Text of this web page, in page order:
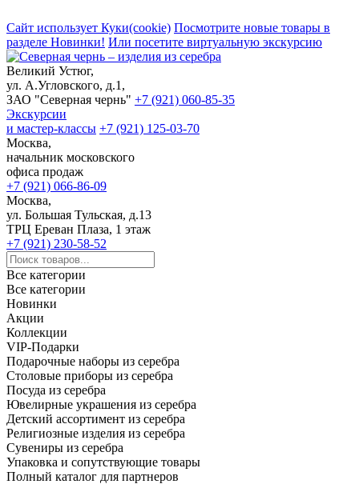
Сайт использует Куки(cookie) Посмотрите новые товары в
разделе Новинки! Или посетите виртуальную экскурсию
Великий Устюг,
ул. А.Угловского, д.1,
ЗАО "Северная чернь" +7 (921) 060-85-35
Экскурсии
и мастер-классы +7 (921) 125-03-70
Москва,
начальник московского
офиса продаж
+7 (921) 066-86-09
Москва,
ул. Большая Тульская, д.13
ТРЦ Ереван Плаза, 1 этаж
+7 (921) 230-58-52
Все категории
Все категории
Новинки
Акции
Коллекции
VIP-Подарки
Подарочные наборы из серебра
Столовые приборы из серебра
Посуда из серебра
Ювелирные украшения из серебра
Детский ассортимент из серебра
Религиозные изделия из серебра
Сувениры из серебра
Упаковка и сопутствующие товары
Полный каталог для партнеров